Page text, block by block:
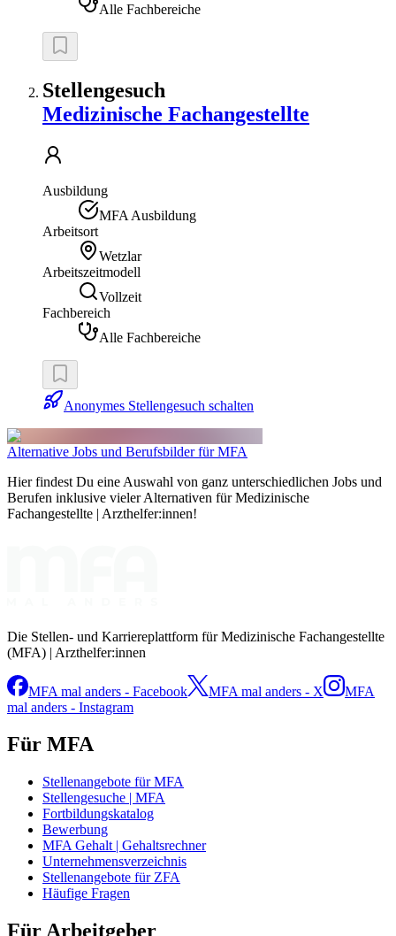
Alle Fachbereiche
Stellengesuch
Medizinische Fachangestellte
Ausbildung
MFA Ausbildung
Arbeitsort
Wetzlar
Arbeitszeitmodell
Vollzeit
Fachbereich
Alle Fachbereiche
Anonymes Stellengesuch schalten
Alternative Jobs und Berufsbilder für MFA
Hier findest Du eine Auswahl von ganz unterschiedlichen Jobs und
Berufen inklusive vieler Alternativen für Medizinische
Fachangestellte | Arzthelfer:innen!
Die Stellen- und Karriereplattform für Medizinische Fachangestellte
(MFA) | Arzthelfer:innen
MFA mal anders - Facebook MFA mal anders - X
MFA
mal anders - Instagram
Für MFA
Stellenangebote für MFA
Stellengesuche | MFA
Fortbildungskatalog
Bewerbung
MFA Gehalt | Gehaltsrechner
Unternehmensverzeichnis
Stellenangebote für ZFA
Häufige Fragen
Für Arbeitgeber